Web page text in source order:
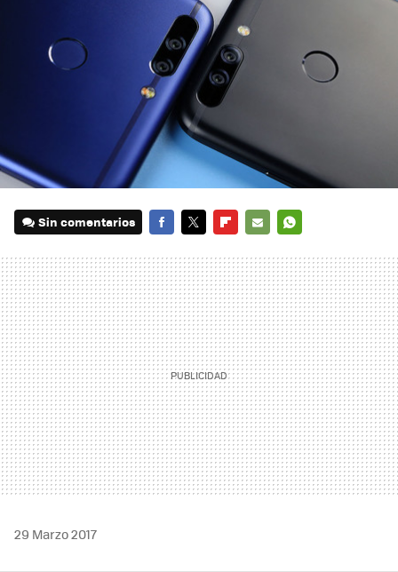
Sin comentarios
MAIL
29 Marzo 2017